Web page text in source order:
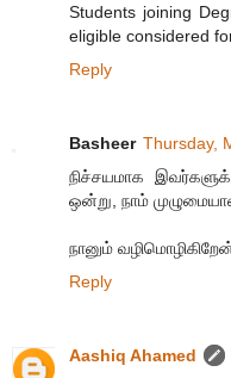
Students joining
eligible considered
Reply
Basheer Thursday,
நிச்சயமாக
ஒன்று, நாம்
நானும்
Reply
Aashiq Ahamed